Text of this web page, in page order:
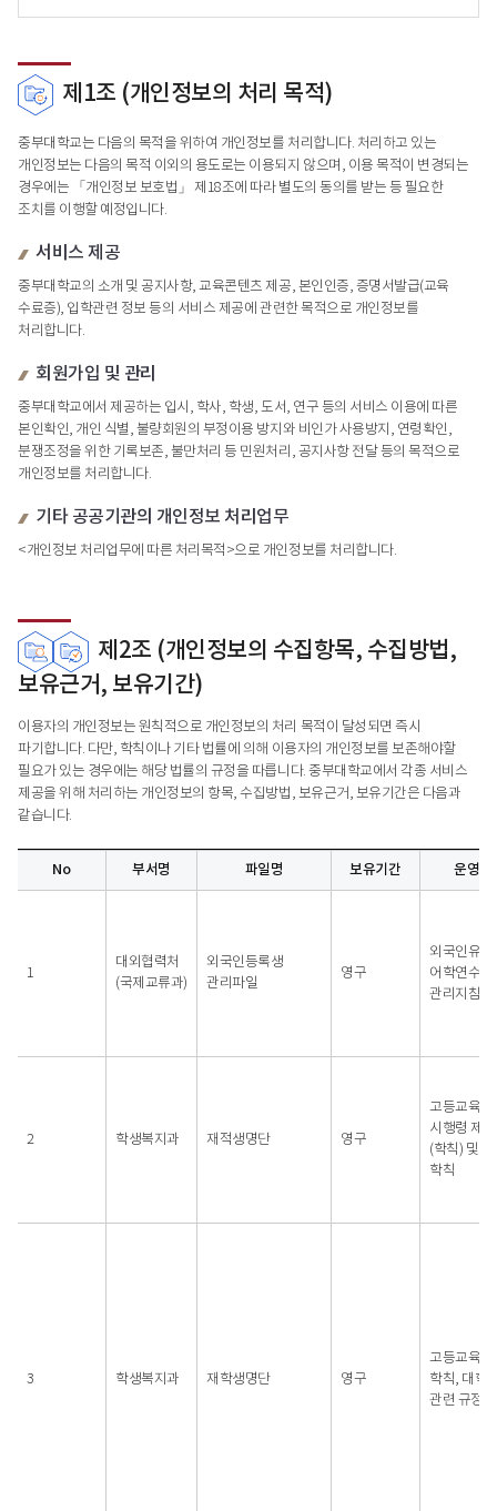
제1조 (개인정보의 처리 목적)
중부대학교는 다음의 목적을 위하여 개인정보를 처리합니다. 처리하고 있는
개인정보는 다음의 목적 이외의 용도로는 이용되지 않으며, 이용 목적이 변경되는
경우에는 「개인정보 보호법」 제18조에 따라 별도의 동의를 받는 등 필요한
조치를 이행할 예정입니다.
서비스 제공
중부대학교의 소개 및 공지사항, 교육콘텐츠 제공, 본인인증, 증명서발급(교육
수료증), 입학관련 정보 등의 서비스 제공에 관련한 목적으로 개인정보를
처리합니다.
회원가입 및 관리
중부대학교에서 제공하는 입시, 학사, 학생, 도서, 연구 등의 서비스 이용에 따른
본인확인, 개인 식별, 불량회원의 부정이용 방지와 비인가 사용방지, 연령확인,
분쟁조정을 위한 기록보존, 불만처리 등 민원처리, 공지사항 전달 등의 목적으로
개인정보를 처리합니다.
기타 공공기관의 개인정보 처리업무
<개인정보 처리업무에 따른 처리목적>으로 개인정보를 처리합니다.
제2조 (개인정보의 수집항목, 수집방법,
보유근거, 보유기간)
이용자의 개인정보는 원칙적으로 개인정보의 처리 목적이 달성되면 즉시
파기합니다. 다만, 학칙이나 기타 법률에 의해 이용자의 개인정보를 보존해야할
필요가 있는 경우에는 해당 법률의 규정을 따릅니다. 중부대학교에서 각종 서비스
제공을 위해 처리하는 개인정보의 항목, 수집방법, 보유근거, 보유기간은 다음과
같습니다.
No 부서명 파일명 보유기간 운영
1
대외협력처
(국제교류과)
외국인등록생
관리파일
영구
외국인유학
어학연수생
관리지침
2 학생복지과 재적생명단 영구
고등교육법
시행령 제4
(학칙) 및 본
학칙
3 학생복지과 재학생명단 영구
고등교육법
학칙, 대학
관련 규정